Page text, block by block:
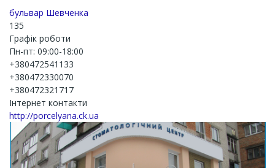
бульвар Шевченка
135
Графік роботи
Пн-пт: 09:00-18:00
+380472541133
+380472330070
+380472321717
Інтернет контакти
http://porcelyana.ck.ua